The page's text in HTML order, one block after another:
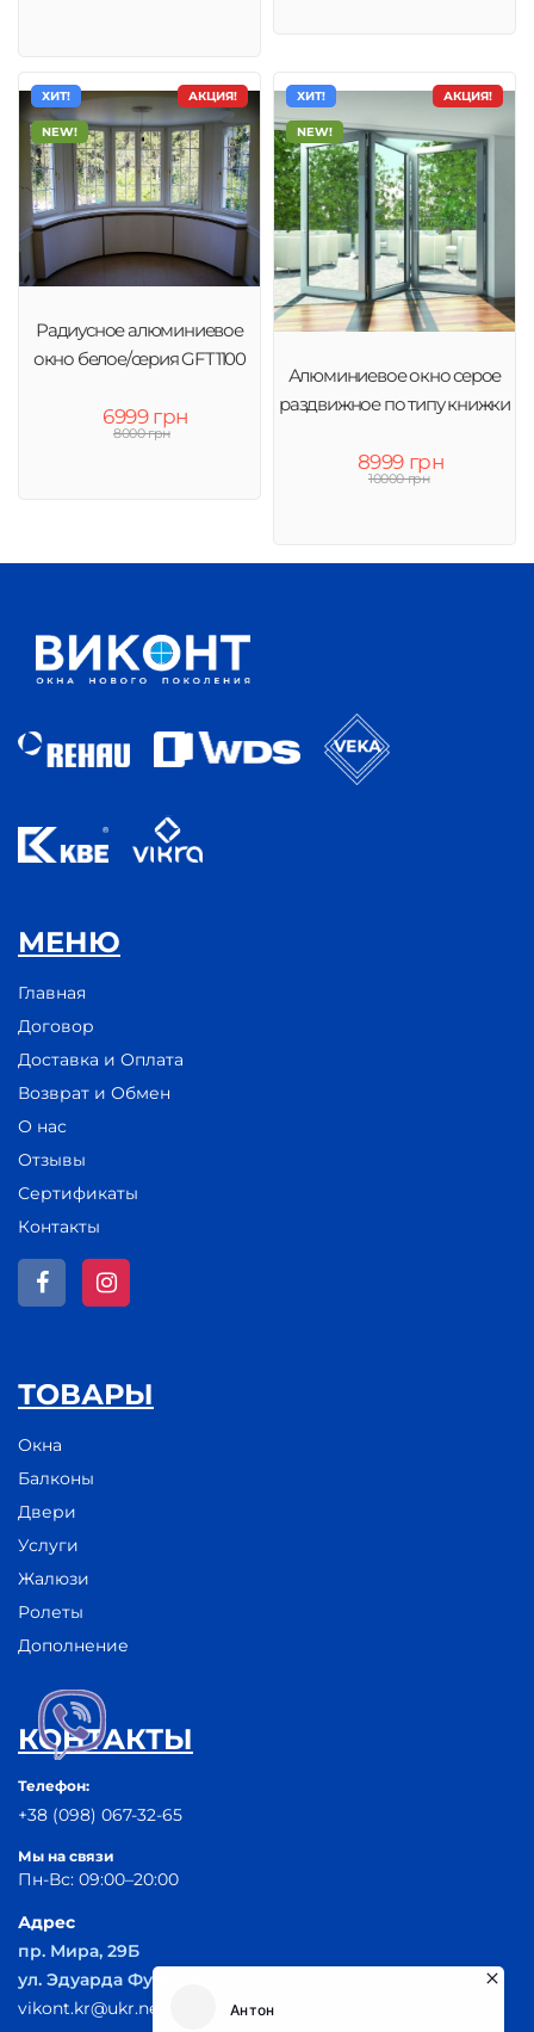
АКЦИЯ!
ХИТ!
NEW!
Радиусное алюминиевое
окно белое/серия GFT1100
6999 грн
8000 грн
АКЦИЯ!
ХИТ!
NEW!
Алюминиевое окно серое
раздвижное по типу книжки
8999 грн
10000 грн
МЕНЮ
Главная
Договор
Доставка и Оплата
Возврат и Обмен
О нас
Отзывы
Сертификаты
Контакты
ТОВАРЫ
Окна
Балконы
Двери
Услуги
Жалюзи
Ролеты
Дополнение
КОНТАКТЫ
Телефон:
+38 (098) 067-32-65
Мы на связи
Пн-Вс: 09:00–20:00
Адрес
пр. Мира, 29Б
ул. Эдуарда Фукса 55
vikont.kr@ukr.net